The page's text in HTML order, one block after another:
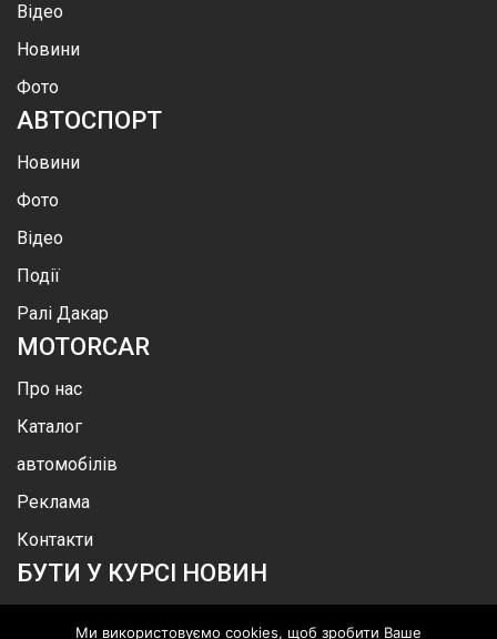
Відео
Новини
Фото
АВТОСПОРТ
Новини
Фото
Відео
Події
Ралі Дакар
MOTORCAR
Про нас
Каталог
автомобілів
Реклама
Контакти
БУТИ У КУРСІ НОВИН
Ми використовуємо cookies, щоб зробити Ваше